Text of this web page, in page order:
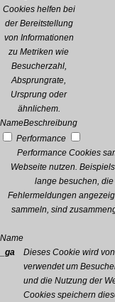
Cookies helfen bei
der Bereitstellung
von Informationen
zu Metriken wie
Besucherzahl,
Absprungrate,
Ursprung oder
ähnlichem.
NameBeschreibung
Performance
Performance Cookies
Webseite nutzen.
lange besuchen,
Fehlermeldungen
sammeln, sind
Name
_ga
Dieses Cookie wird
verwendet um
und die Nutzung der
Cookies speichern